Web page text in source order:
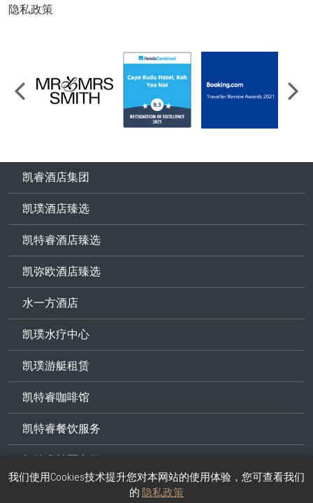
隐私政策
凯睿酒店集团
凯璞酒店臻选
凯特睿酒店臻选
凯弥欧酒店臻选
水一方酒店
凯璞水疗中心
凯璞游艇租赁
凯特睿咖啡馆
凯特睿餐饮服务
凯特睿社区商场
我们使用Cookies技术提升您对本网站的使用体验，您可查看我们
的 隐私政策